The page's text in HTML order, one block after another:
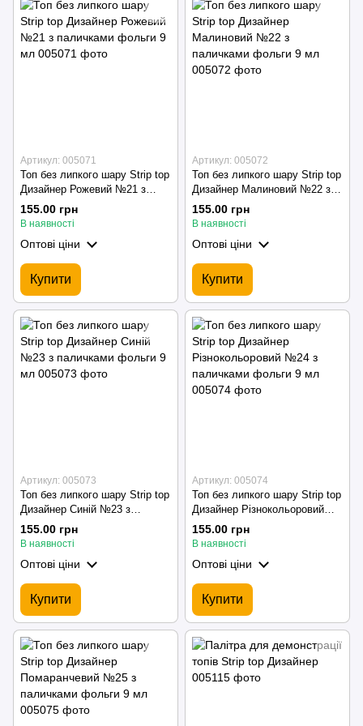
Артикул: 005071
Топ без липкого шару Strip top
Дизайнер Рожевий №21 з
паличками фольги 9 мл
155.00 грн
В наявності
Оптові ціни
Купити
Артикул: 005072
Топ без липкого шару Strip top
Дизайнер Малиновий №22 з
паличками фольги 9 мл
155.00 грн
В наявності
Оптові ціни
Купити
Артикул: 005073
Топ без липкого шару Strip top
Дизайнер Синій №23 з
паличками фольги 9 мл
155.00 грн
В наявності
Оптові ціни
Купити
Артикул: 005074
Топ без липкого шару Strip top
Дизайнер Різнокольоровий
№24 з паличками фольги 9
мл
155.00 грн
В наявності
Оптові ціни
Купити